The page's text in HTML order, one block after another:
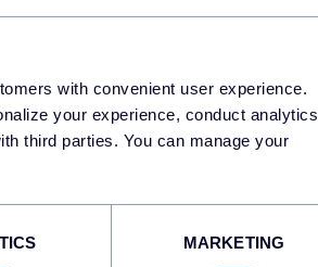
with convenient user experience.
your experience, conduct analytics
third parties. You can manage your
MARKETING
, "DAILY")